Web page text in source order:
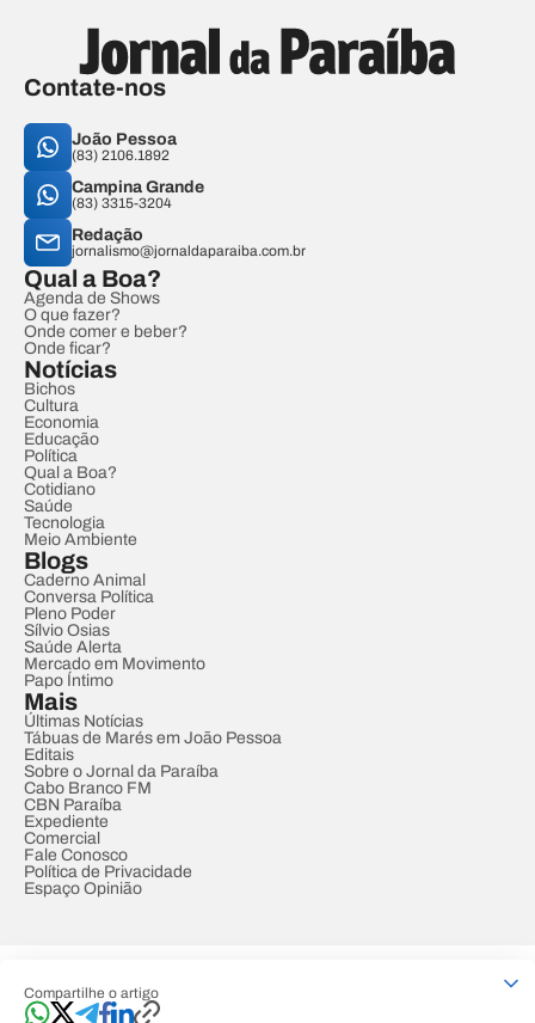
Compartilhe o artigo
Contate-nos
João Pessoa
(83) 2106.1892
Campina Grande
(83) 3315-3204
Redação
jornalismo@jornaldaparaiba.com.br
Qual a Boa?
Agenda de Shows
O que fazer?
Onde comer e beber?
Onde ficar?
Notícias
Bichos
Cultura
Economia
Educação
Política
Qual a Boa?
Cotidiano
Saúde
Tecnologia
Meio Ambiente
Blogs
Caderno Animal
Conversa Política
Pleno Poder
Sílvio Osias
Saúde Alerta
Mercado em Movimento
Papo Íntimo
Mais
Últimas Notícias
Tábuas de Marés em João Pessoa
Editais
Sobre o Jornal da Paraíba
Cabo Branco FM
CBN Paraíba
Expediente
Comercial
Fale Conosco
Política de Privacidade
Espaço Opinião
Developed by Designed by